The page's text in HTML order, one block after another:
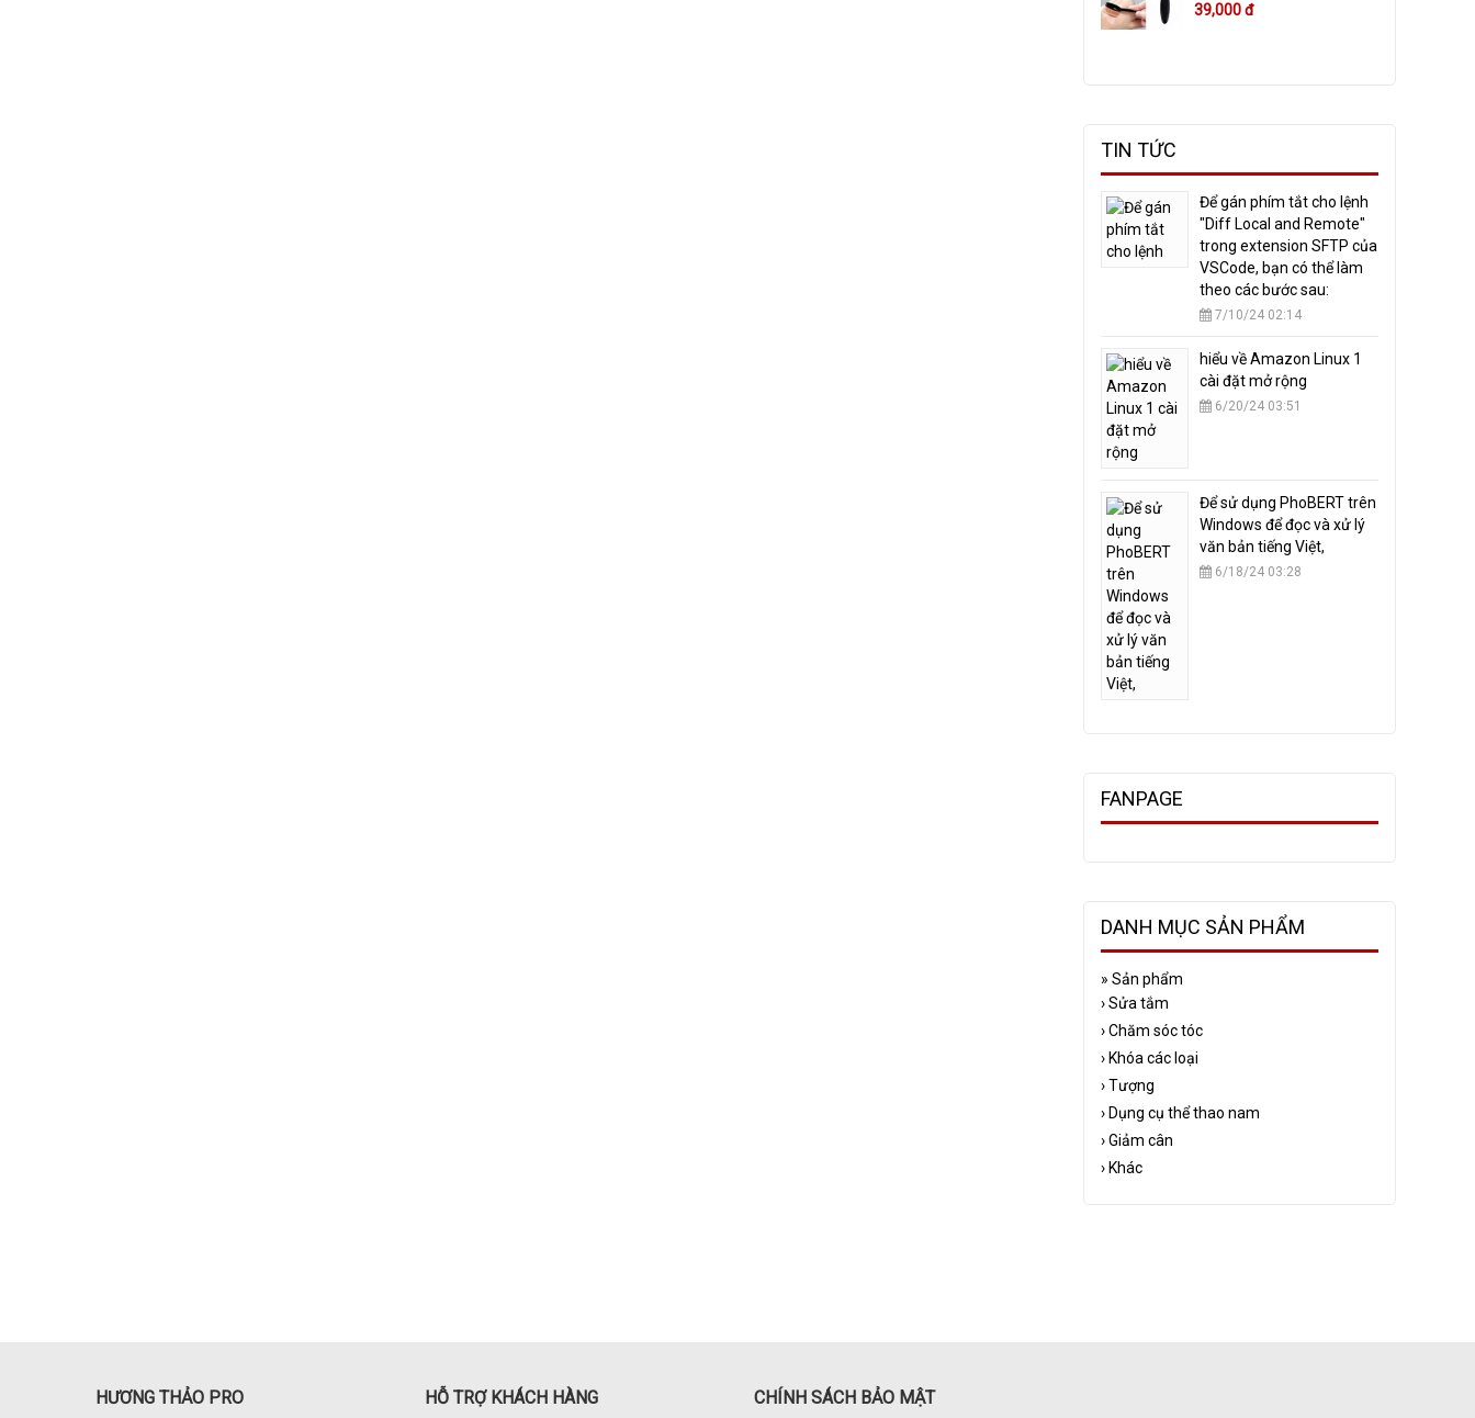
39,000 đ
TIN TỨC
​Để gán phím tắt cho lệnh
"Diff Local and Remote"
trong extension SFTP của
VSCode, bạn có thể làm
theo các bước sau:
7/10/24 02:14
hiểu về Amazon Linux 1
cài đặt mở rộng
6/20/24 03:51
​Để sử dụng PhoBERT trên
Windows để đọc và xử lý
văn bản tiếng Việt,
6/18/24 03:28
FANPAGE
DANH MỤC SẢN PHẨM
» Sản phẩm
›Sửa tắm
›Chăm sóc tóc
› Khóa các loại
›Tượng
› Dụng cụ thể thao nam
›Giảm cân
› Khác
HƯƠNG THẢO PRO HỖ TRỢ KHÁCH HÀNG CHÍNH SÁCH BẢO MẬT